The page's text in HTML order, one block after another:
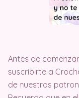
Antes de
suscribirte a
de nuestros